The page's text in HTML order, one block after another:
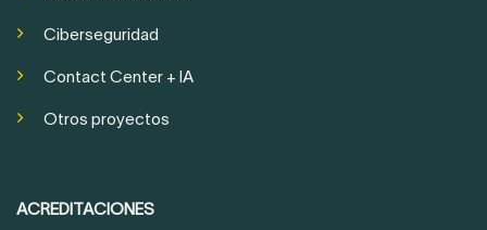
Ciberseguridad
Contact Center + IA
Otros proyectos
ACREDITACIONES